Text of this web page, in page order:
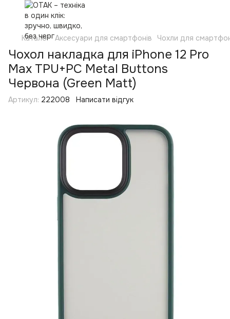
Каталог Аксесуари для смартфонів Чохли для
Чохол накладка для iPhone 12 Pro
Max TPU+PC Metal Buttons
Червона (Green Matt)
Артикул: 222008 Написати відгук